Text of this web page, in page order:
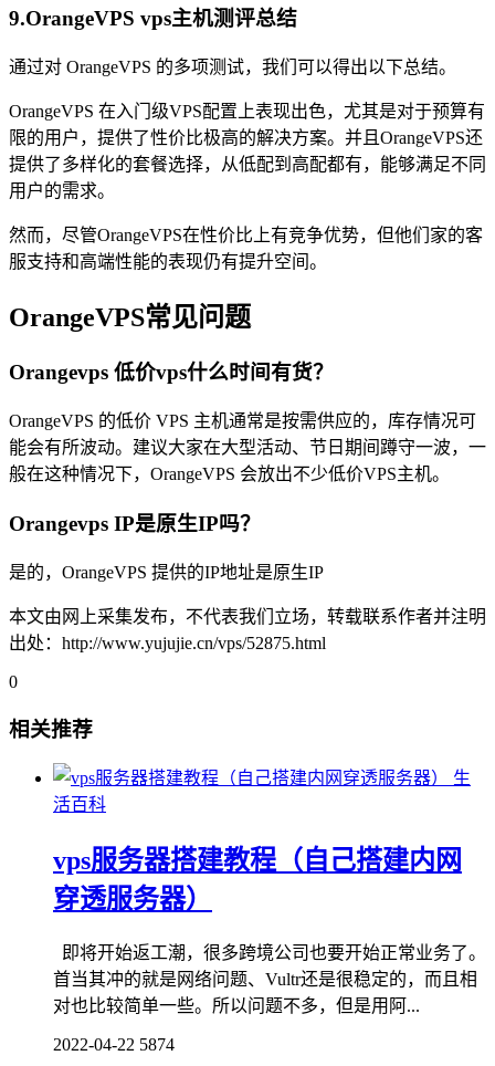
9.OrangeVPS vps主机测评总结
通过对 OrangeVPS 的多项测试，我们可以得出以下总结。
OrangeVPS 在入门级VPS配置上表现出色，尤其是对于预算有
限的用户，提供了性价比极高的解决方案。并且OrangeVPS还
提供了多样化的套餐选择，从低配到高配都有，能够满足不同
用户的需求。
然而，尽管OrangeVPS在性价比上有竞争优势，但他们家的客
服支持和高端性能的表现仍有提升空间。
OrangeVPS常见问题
Orangevps 低价vps什么时间有货？
OrangeVPS 的低价 VPS 主机通常是按需供应的，库存情况可
能会有所波动。建议大家在大型活动、节日期间蹲守一波，一
般在这种情况下，OrangeVPS 会放出不少低价VPS主机。
Orangevps IP是原生IP吗？
是的，OrangeVPS 提供的IP地址是原生IP
本文由网上采集发布，不代表我们立场，转载联系作者并注明
出处：http://www.yujujie.cn/vps/52875.html
0
相关推荐
生
活百科
vps服务器搭建教程（自己搭建内网
穿透服务器）
即将开始返工潮，很多跨境公司也要开始正常业务了。
首当其冲的就是网络问题、Vultr还是很稳定的，而且相
对也比较简单一些。所以问题不多，但是用阿...
2022-04-22 5874